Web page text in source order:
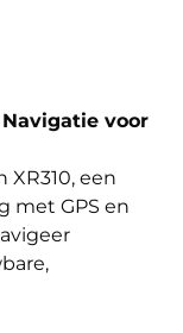
Navigatie voor
een
met GPS en